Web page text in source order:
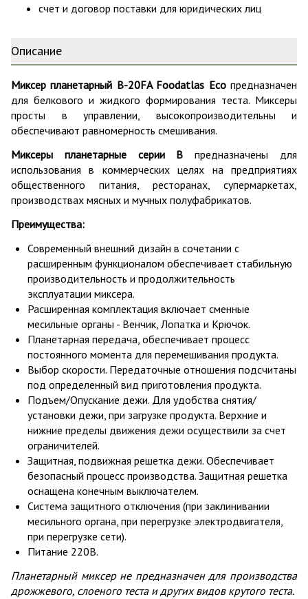
счет и договор поставки для юридических лиц
Описание
Миксер планетарный B-20FA Foodatlas Ecoпредназначен
для белкового и жидкого формирования теста. Миксеры
просты в управлении, высокопроизводительны и
обеспечивают равномерность смешивания.
Миксеры планетарные серии B предназначены для
использования в коммерческих целях на предприятиях
общественного питания, ресторанах, супермаркетах,
производствах мясных и мучных полуфабрикатов.
Преимущества:
Современный внешний дизайн в сочетании с
расширенным функционалом обеспечивает стабильную
производительность и продолжительность
эксплуатации миксера.
Расширенная комплектация включает сменные
месильные органы - Венчик, Лопатка и Крючок.
Планетарная передача, обеспечивает процесс
постоянного момента для перемешивания продукта.
Выбор скорости. Передаточные отношения подсчитаны
под определенный вид приготовления продукта.
Подъем/Опускание дежи. Для удобства снятия/
установки дежи, при загрузке продукта. Верхние и
нижние пределы движения дежи осуществили за счет
ограничителей.
Защитная, подвижная решетка дежи. Обеспечивает
безопасный процесс производства. Защитная решетка
оснащена конечным выключателем.
Система защитного отключения (при заклинивании
месильного органа, при перегрузке электродвигателя,
при перегрузке сети).
Питание 220В.
Планетарный миксер не предназначен для производства
дрожжевого, слоеного теста и других видов крутого теста.